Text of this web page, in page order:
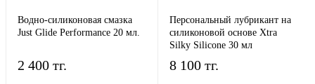
Водно-силиконовая смазка
Just Glide Performance 20 мл.
2 400 тг.
Персональный лубрикант на
силиконовой основе Xtra
Silky Silicone 30 мл
8 100 тг.